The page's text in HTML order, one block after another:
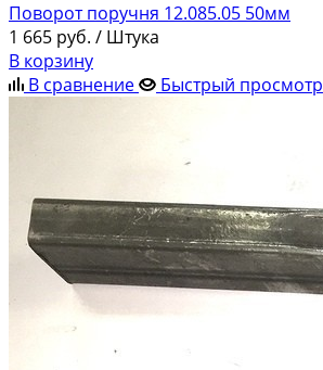
Поворот поручня 12.085.05 50мм
1 665 руб. / Штука
В корзину
В сравнение
Быстрый просмотр